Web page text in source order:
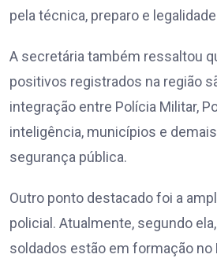
pela técnica, preparo e
A secretária também ressaltou
positivos registrados na região
integração entre Polícia Militar,
inteligência, municípios e
segurança pública.
Outro ponto destacado foi a
policial. Atualmente, segundo
soldados estão em formação no